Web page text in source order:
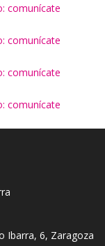
comunícate
comunícate
comunícate
comunícate
Ibarra, 6, Zaragoza